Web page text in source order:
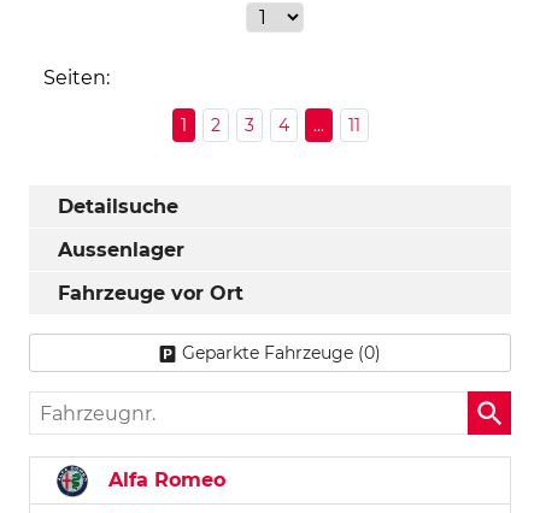
Seiten:
1 2 3 4 ... 11
Detailsuche
Aussenlager
Fahrzeuge vor Ort
Geparkte Fahrzeuge (0)
Fahrzeugnr.
Alfa Romeo